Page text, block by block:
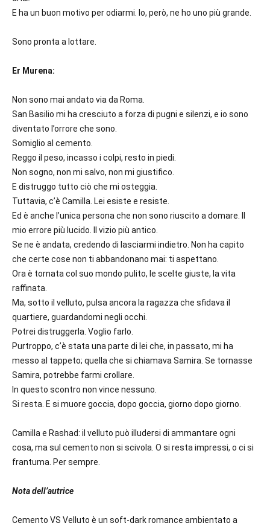
E ha un buon motivo per odiarmi. Io, però, ne ho uno più grande.
Sono pronta a lottare.
Er Murena:
Non sono mai andato via da Roma.
San Basilio mi ha cresciuto a forza di pugni e silenzi, e io sono
diventato l’orrore che sono.
Somiglio al cemento.
Reggo il peso, incasso i colpi, resto in piedi.
Non sogno, non mi salvo, non mi giustifico.
E distruggo tutto ciò che mi osteggia.
Tuttavia, c’è Camilla. Lei esiste e resiste.
Ed è anche l’unica persona che non sono riuscito a domare. Il
mio errore più lucido. Il vizio più antico.
Se ne è andata, credendo di lasciarmi indietro. Non ha capito
che certe cose non ti abbandonano mai: ti aspettano.
Ora è tornata col suo mondo pulito, le scelte giuste, la vita
raffinata.
Ma, sotto il velluto, pulsa ancora la ragazza che sfidava il
quartiere, guardandomi negli occhi.
Potrei distruggerla. Voglio farlo.
Purtroppo, c’è stata una parte di lei che, in passato, mi ha
messo al tappeto; quella che si chiamava Samira. Se tornasse
Samira, potrebbe farmi crollare.
In questo scontro non vince nessuno.
Si resta. E si muore goccia, dopo goccia, giorno dopo giorno.
Camilla e Rashad: il velluto può illudersi di ammantare ogni
cosa, ma sul cemento non si scivola. O si resta impressi, o ci si
frantuma. Per sempre.
Nota dell’autrice
Cemento VS Velluto è un soft-dark romance ambientato a